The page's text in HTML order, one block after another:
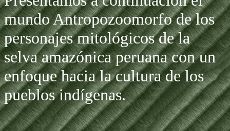
mundo Antropozoomorfo de los
personajes mitológicos de la
selva amazónica peruana con un
enfoque hacia la cultura de los
pueblos indígenas.